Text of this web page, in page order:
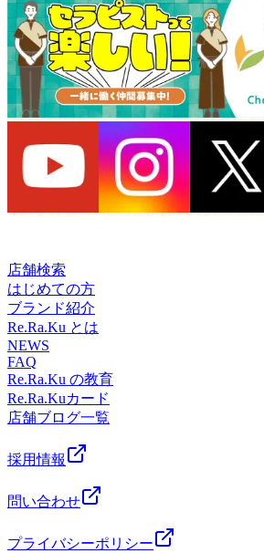
店舗検索
はじめての方
ブランド紹介
Re.Ra.Ku とは
NEWS
FAQ
Re.Ra.Ku の教育
Re.Ra.Kuカード
店舗ブログ一覧
採用情報
問い合わせ
プライバシーポリシー